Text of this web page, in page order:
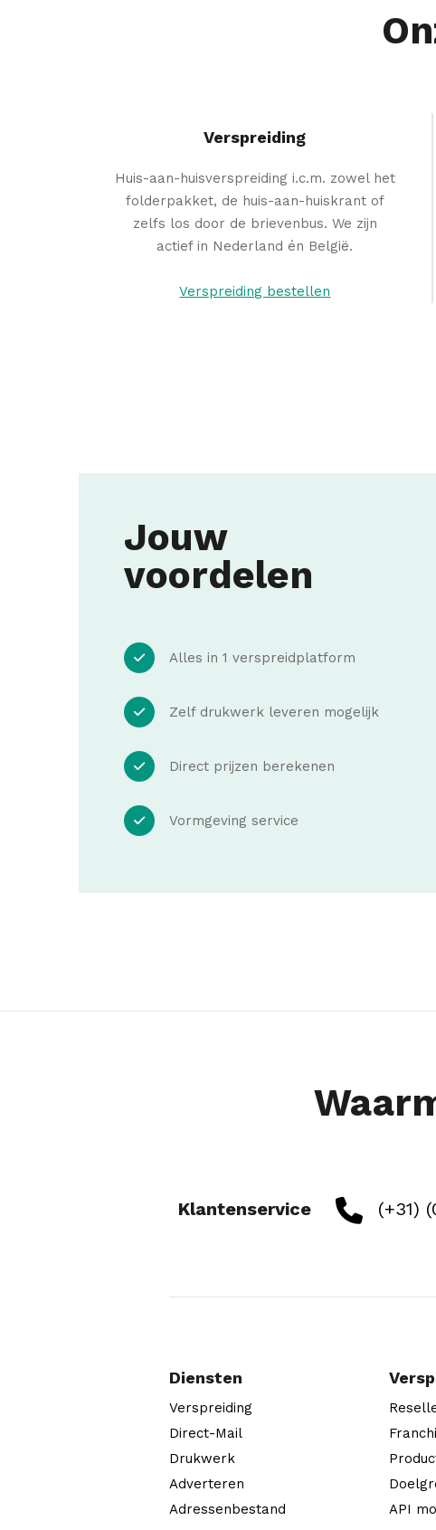
Verspreiding
Huis-aan-huisverspreiding i.c.m. zowel het
folderpakket, de huis-aan-huiskrant of
zelfs los door de brievenbus. We zijn
actief in Nederland én België.
Verspreiding bestellen
Jouw
voordelen
Alles in 1 verspreidplatform
Zelf drukwerk leveren mogelijk
Direct prijzen berekenen
Vormgeving service
Klantenservice (+31)
Diensten
Verspreiding
Direct-Mail
Drukwerk
Adverteren
Adressenbestand
API